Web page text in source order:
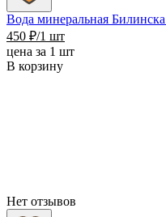
Вода минеральная
450 ₽/1 шт
цена за 1 шт
В корзину
Нет отзывов